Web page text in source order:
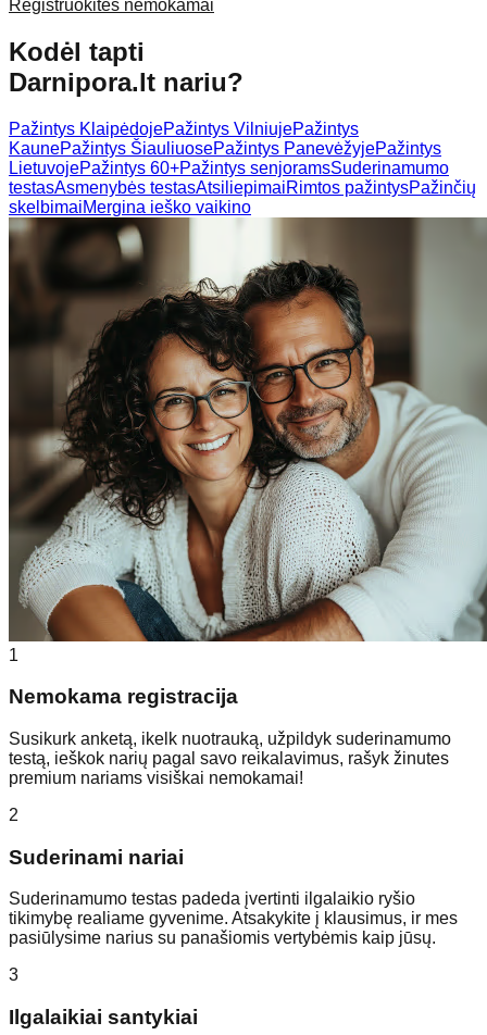
Registruokitės nemokamai
Kodėl tapti
Darnipora.lt nariu?
Pažintys KlaipėdojePažintys VilniujePažintys
KaunePažintys ŠiauliuosePažintys PanevėžyjePažintys
LietuvojePažintys 60+Pažintys senjoramsSuderinamumo
testasAsmenybės testasAtsiliepimaiRimtos pažintysPažinčių
skelbimaiMergina ieško vaikino
1
Nemokama registracija
Susikurk anketą, ikelk nuotrauką, užpildyk suderinamumo
testą, ieškok narių pagal savo reikalavimus, rašyk žinutes
premium nariams visiškai nemokamai!
2
Suderinami nariai
Suderinamumo testas padeda įvertinti ilgalaikio ryšio
tikimybę realiame gyvenime. Atsakykite į klausimus, ir mes
pasiūlysime narius su panašiomis vertybėmis kaip jūsų.
3
Ilgalaikiai santykiai